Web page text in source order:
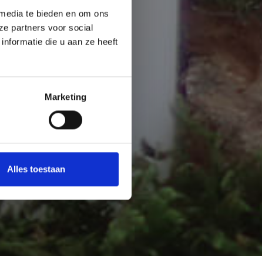
te bieden en om ons
partners voor social
die u aan ze heeft
Marketing
Alles toestaan